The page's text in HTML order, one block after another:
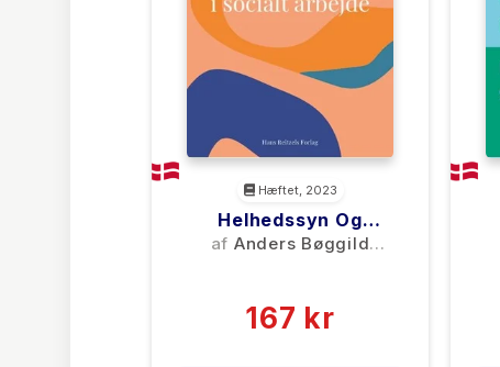
Hæftet, 2023
Helhedssyn Og
Helhedsanalyse I Socialt
af Anders Bøggild
167 kr